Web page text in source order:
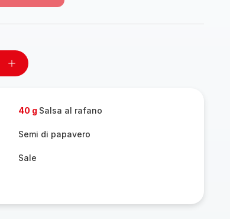
Aggiungi
40 g Salsa al rafano
Semi di papavero
Sale